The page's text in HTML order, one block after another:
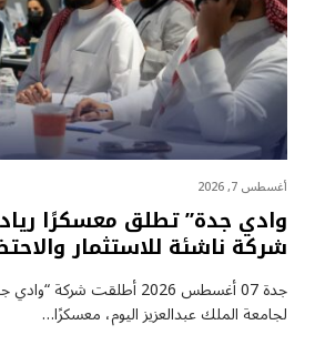
أغسطس 7, 2026
شركة ناشئة للاستثمار
جدة 07 أغسطس 2026 أطلقت
لجامعة الملك عبدالعزيز اليوم، معسكرًا…